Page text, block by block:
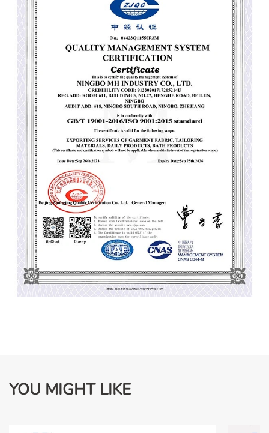
YOU MIGHT LIKE